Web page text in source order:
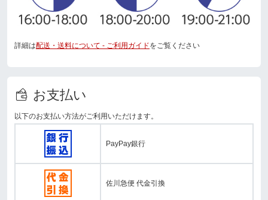
詳細は配送・送料について - ご利用ガイドをご覧ください
お支払い
以下のお支払い方法がご利用いただけます。
PayPay銀行
佐川急便 代金引換